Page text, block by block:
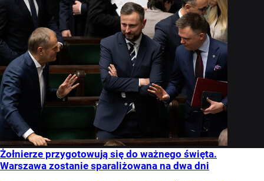
Żołnierze przygotowują się do ważnego święta.
Warszawa zostanie sparaliżowana na dwa dni